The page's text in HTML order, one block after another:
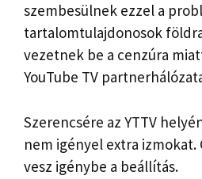
szembesülnek ezzel a
tartalomtulajdonosok
vezetnek be a cenzúra
YouTube TV
Szerencsére az YTTV
nem igényel extra
vesz igénybe a beállítás.